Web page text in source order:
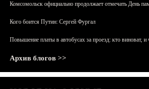
Комсомольск официально продолжает отмечать День
Кого боится Путин: Сергей Фургал
Повышение платы в автобусах за проезд: кто виноват, и
Архив блогов >>